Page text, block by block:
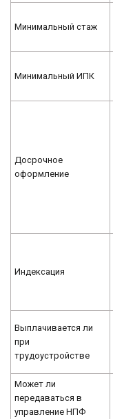
Минимальный стаж
Минимальный ИПК
Досрочное
оформление
Индексация
Выплачивается ли
при
трудоустройстве
Может ли
передаваться в
управление НПФ